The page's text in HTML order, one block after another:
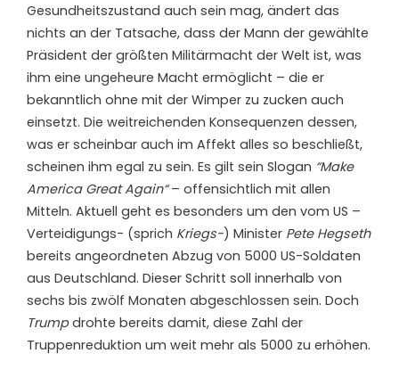
Gesundheitszustand auch sein mag, ändert das
nichts an der Tatsache, dass der Mann der gewählte
Präsident der größten Militärmacht der Welt ist, was
ihm eine ungeheure Macht ermöglicht – die er
bekanntlich ohne mit der Wimper zu zucken auch
einsetzt. Die weitreichenden Konsequenzen dessen,
was er scheinbar auch im Affekt alles so beschließt,
scheinen ihm egal zu sein. Es gilt sein Slogan “Make
America Great Again“– offensichtlich mit allen
Mitteln. Aktuell geht es besonders um den vom US –
Verteidigungs- (sprich Kriegs-) Minister Pete Hegseth
bereits angeordneten Abzug von 5000 US-Soldaten
aus Deutschland. Dieser Schritt soll innerhalb von
sechs bis zwölf Monaten abgeschlossen sein. Doch
Trumpdrohte bereits damit, diese Zahl der
Truppenreduktion um weit mehr als 5000 zu erhöhen.